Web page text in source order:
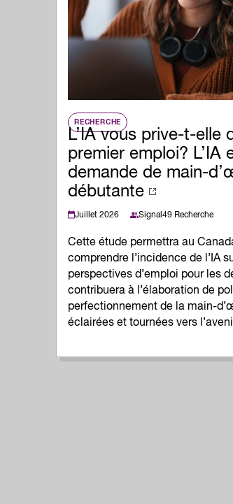
RECHERCHE
L’IA vous prive-t-elle
premier emploi? L’IA
demande de main-
débutante
Juillet 2026 Signal49 Recherche
Cette étude permettra au
comprendre l’incidence de l’IA
perspectives d’emploi pour les
contribuera à l’élaboration de
perfectionnement de la main-
éclairées et tournées vers